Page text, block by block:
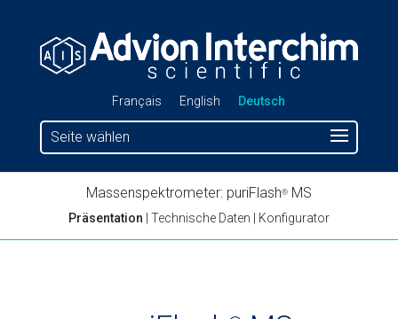
Français English Deutsch
Seite wählen
Massenspektrometer: puriFlash®MS
Präsentation Technische Daten Konfigurator